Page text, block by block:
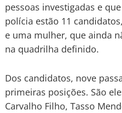
pessoas investigadas e
polícia estão 11
e uma mulher, que ainda
na quadrilha definido.
Dos candidatos, nove
primeiras posições. São
Carvalho Filho, Tasso